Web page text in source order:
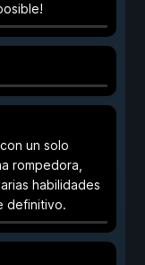
un solo
rompedora,
habilidades
definitivo.